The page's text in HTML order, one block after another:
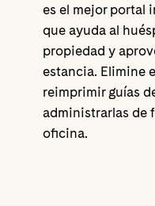
es el mejor portal
que ayuda al
propiedad y
estancia. Elimine
reimprimir guías
administrarlas de
oficina.